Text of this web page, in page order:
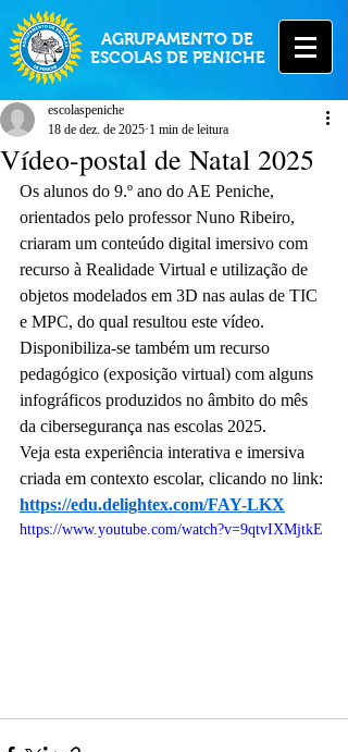
AGRUPAMENTO DE
ESCOLAS DE PENICHE
Vídeo-postal de Natal 2025
escolaspeniche
18 de dez. de 2025 1 min de leitura
Os alunos do 9.º ano do AE Peniche,
orientados pelo professor Nuno Ribeiro,
criaram um conteúdo digital imersivo com
recurso à Realidade Virtual e utilização de
objetos modelados em 3D nas aulas de TIC
e MPC, do qual resultou este vídeo.
Disponibiliza-se também um recurso
pedagógico (exposição virtual) com alguns
infográficos produzidos no âmbito do mês
da cibersegurança nas escolas 2025.
Veja esta experiência interativa e imersiva
criada em contexto escolar, clicando no link:
https://edu.delightex.com/FAY-LKX
https://www.youtube.com/watch?v=9qtvIXMjtkE